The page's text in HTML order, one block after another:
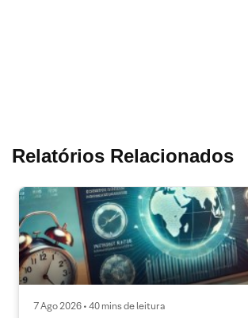
Relatórios Relacionados
7 Ago 2026 • 40 mins de leitura